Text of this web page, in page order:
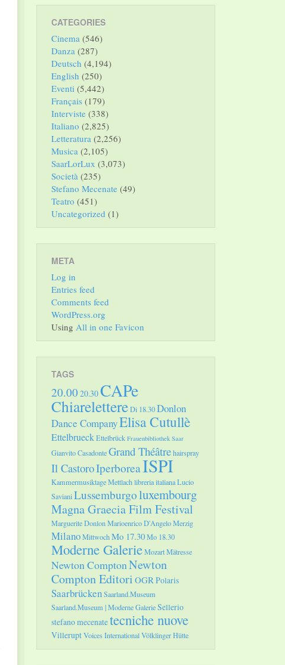
CATEGORIES
Cinema (546)
Danza (287)
Deutsch (4,194)
English (250)
Eventi (5,442)
Français (179)
Interviste (338)
Italiano (2,825)
Letteratura (2,256)
Musica (2,105)
SaarLorLux (3,073)
Società (235)
Stefano Mecenate (49)
Teatro (451)
Uncategorized (1)
META
Log in
Entries feed
Comments feed
WordPress.org
Using All in one Favicon
TAGS
20.00 20.30CAPe
ChiarelettereDi 18.30Donlon
Dance CompanyElisa Cutullè
EttelbrueckEttelbrück Frauenbibliothek Saar
Gianvito CasadonteGrand Théâtrehairspray
Il CastoroIperboreaISPI
Kammermusiktage Mettlachlibreria italianaLucio
SavianiLussemburgoluxembourg
Magna Graecia Film Festival
Marguerite DonlonMarioenrico D'AngeloMerzig
MilanoMittwochMo 17.30Mo 18.30
Moderne GalerieMozartMätresse
Newton ComptonNewton
Compton Editori OGRPolaris
SaarbrückenSaarland.Museum
Saarland.Museum | Moderne GalerieSellerio
stefano mecenatetecniche nuove
VilleruptVoices InternationalVölklinger Hütte